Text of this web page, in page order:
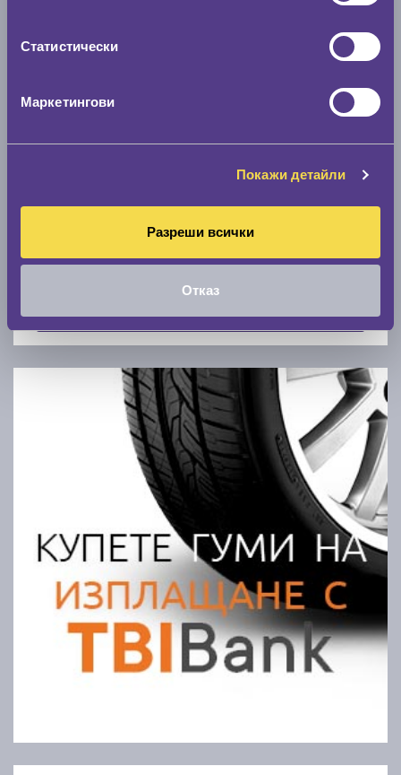
Статистически
Маркетингови
Покажи детайли
Разреши всички
Отказ
Покажи гуми